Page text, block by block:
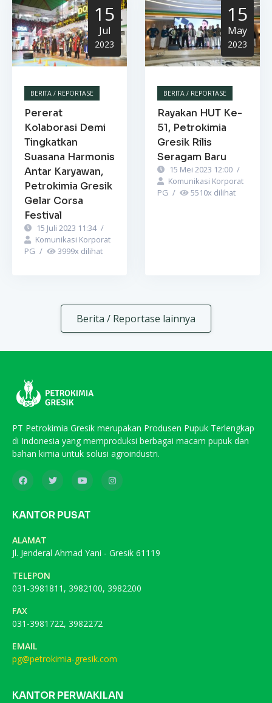
15
Jul
2023
BERITA / REPORTASE
Pererat
Kolaborasi Demi
Tingkatkan
Suasana Harmonis
Antar Karyawan,
Petrokimia Gresik
Gelar Corsa
Festival
15 Juli 2023 11:34 /
Komunikasi Korporat
PG / 3999x dilihat
15
May
2023
BERITA / REPORTASE
Rayakan HUT Ke-
51, Petrokimia
Gresik Rilis
Seragam Baru
15 Mei 2023 12:00 /
Komunikasi Korporat
PG / 5510x dilihat
Berita / Reportase lainnya
PT Petrokimia Gresik merupakan Produsen Pupuk Terlengkap
di Indonesia yang memproduksi berbagai macam pupuk dan
bahan kimia untuk solusi agroindustri.
KANTOR PUSAT
ALAMAT
Jl. Jenderal Ahmad Yani - Gresik 61119
TELEPON
031-3981811, 3982100, 3982200
FAX
031-3981722, 3982272
EMAIL
pg@petrokimia-gresik.com
KANTOR PERWAKILAN